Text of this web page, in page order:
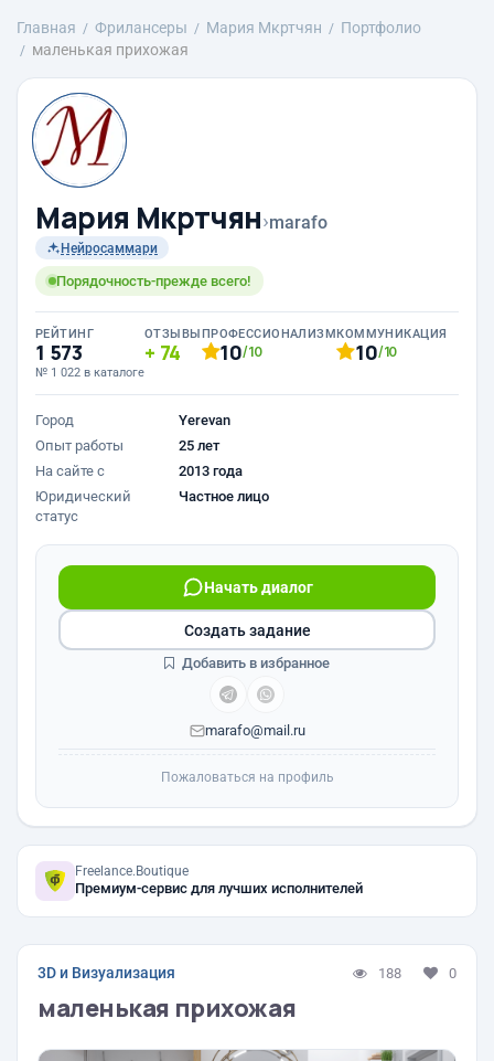
Главная Фрилансеры Mария Мкртчян
Портфолио
маленькая прихожая
Mария Мкртчян›marafo
Нейросаммари
Порядочность-прежде всего!
РЕЙТИНГ
1 573
№ 1 022 в каталоге
ОТЗЫВЫ
74
ПРОФЕССИОНАЛИЗМ
10/10
КОММУНИКАЦИЯ
10/10
Город
Yerevan
Опыт работы
25 лет
На сайте с
2013 года
Юридический
статус
Частное лицо
Начать диалог
marafo@mail.ru
Создать задание
Добавить в избранное
Пожаловаться на профиль
Freelance.Boutique
Премиум-сервис для лучших исполнителей
3D и Визуализация 188 0
маленькая прихожая